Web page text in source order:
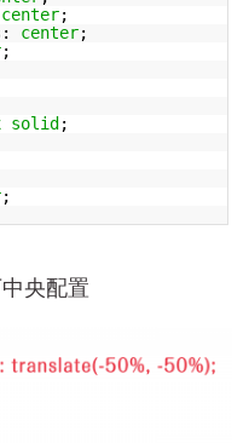
center;
center;
;
solid ;
;
央配置